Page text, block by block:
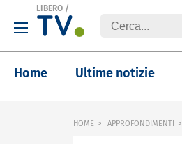
LIBERO /
Home Ultime notizie
HOME APPROFONDIMENTI